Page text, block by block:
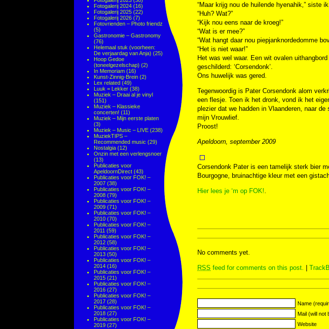
Fotogalerij 2024 (16)
Fotogalerij 2025 (22)
Fotogalerij 2026 (7)
Fotovrienden – Photo friendz
(5)
Gastronomie – Gastronomy
(76)
Helemaal stuk (voorheen:
De verjaardag van Anja) (25)
Hoop Gedoe
(toneelgezelschap) (2)
In Memoriam (16)
Kunst-Zinnig-Brein (2)
Lex related (49)
Luuk = Lekker (38)
Muziek – Draai al je vinyl
(151)
Muziek – Klassieke
concerten! (11)
Muziek – Mijn eerste platen
(3)
Muziek – Music – LIVE (238)
MuziekTIPS –
Recommended music (29)
Nostalgia (12)
Onzin met een verlengsnoer
(13)
Publicaties voor
ApeldoornDirect (43)
Publicaties voor FOK! –
2007 (38)
Publicaties voor FOK! –
2008 (79)
Publicaties voor FOK! –
2009 (71)
Publicaties voor FOK! –
2010 (70)
Publicaties voor FOK! –
2011 (59)
Publicaties voor FOK! –
2012 (58)
Publicaties voor FOK! –
2013 (50)
Publicaties voor FOK! –
2014 (16)
Publicaties voor FOK! –
2015 (21)
Publicaties voor FOK! –
2016 (27)
Publicaties voor FOK! –
2017 (28)
Publicaties voor FOK! –
2018 (27)
Publicaties voor FOK! –
2019 (27)
“Maar krijg nou de huilende hyenahik,” siste
“Huh? Wat?”
“Kijk nou eens naar de kroeg!”
“Wat is er mee?”
“Wat hangt daar nou piepjanknordedomme
“Het is niet waar!”
Het was wel waar. Een wit ovalen
geschilderd: ‘Corsendonk’.
Ons huwelijk was gered.
Tegenwoordig is Pater Corsendonk alom
een flesje. Toen ik het dronk, vond ik het
plezier dat we hadden in Vlaanderen, naar
mijn Vrouwlief.
Proost!
Apeldoorn, september 2009
Corsendonk Pater is een tamelijk sterk bier
Bourgogne, bruinachtige kleur met een
Hier lees je ‘m op FOK!.
No comments yet.
RSS feed for comments on this post.
Name
Mail (will not
Website